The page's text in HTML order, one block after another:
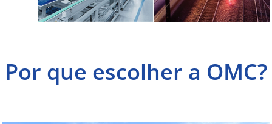
Por que escolher a OMC?